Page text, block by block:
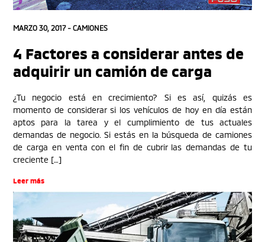
MARZO 30, 2017 - CAMIONES
4 Factores a considerar antes de
adquirir un camión de carga
¿Tu negocio está en crecimiento? Si es así, quizás es
momento de considerar si los vehículos de hoy en día están
aptos para la tarea y el cumplimiento de tus actuales
demandas de negocio. Si estás en la búsqueda de camiones
de carga en venta con el fin de cubrir las demandas de tu
creciente […]
Leer más